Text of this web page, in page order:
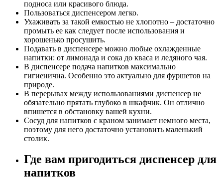
подноса или красивого блюда.
Пользоваться диспенсером легко.
Ухаживать за такой емкостью не хлопотно – достаточно
промыть ее как следует после использования и
хорошенько просушить.
Подавать в диспенсере можно любые охлажденные
напитки: от лимонада и сока до кваса и ледяного чая.
В диспенсере подача напитков максимально
гигиенична. Особенно это актуально для фуршетов на
природе.
В перерывах между использованиями диспенсер не
обязательно прятать глубоко в шкафчик. Он отлично
впишется в обстановку вашей кухни.
Сосуд для напитков с краном занимает немного места,
поэтому для него достаточно установить маленький
столик.
Где вам пригодиться диспенсер для
напитков